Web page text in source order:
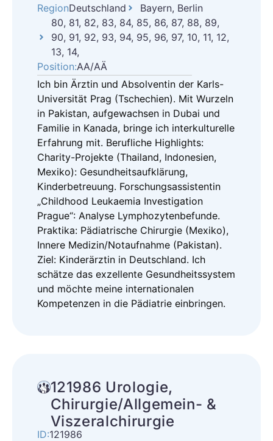
RegionDeutschland
Bayern, Berlin
80, 81, 82, 83, 84, 85, 86, 87, 88, 89,
90, 91, 92, 93, 94, 95, 96, 97, 10, 11, 12,
13, 14,
Position:AA/AÄ
Ich bin Ärztin und Absolventin der Karls-
Universität Prag (Tschechien). Mit Wurzeln
in Pakistan, aufgewachsen in Dubai und
Familie in Kanada, bringe ich interkulturelle
Erfahrung mit. Berufliche Highlights:
Charity-Projekte (Thailand, Indonesien,
Mexiko): Gesundheitsaufklärung,
Kinderbetreuung. Forschungsassistentin
„Childhood Leukaemia Investigation
Prague“: Analyse Lymphozytenbefunde.
Praktika: Pädiatrische Chirurgie (Mexiko),
Innere Medizin/Notaufnahme (Pakistan).
Ziel: Kinderärztin in Deutschland. Ich
schätze das exzellente Gesundheitssystem
und möchte meine internationalen
Kompetenzen in die Pädiatrie einbringen.
121986 Urologie,
Chirurgie/Allgemein- &
Viszeralchirurgie
ID:121986